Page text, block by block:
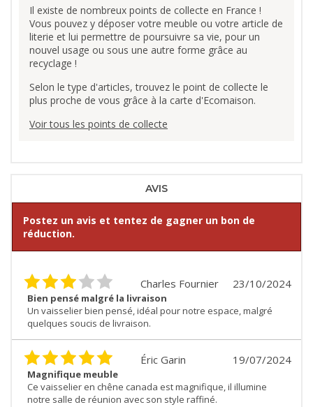
Il existe de nombreux points de collecte en France !
Vous pouvez y déposer votre meuble ou votre article de
literie et lui permettre de poursuivre sa vie, pour un
nouvel usage ou sous une autre forme grâce au
recyclage !
Selon le type d'articles, trouvez le point de collecte le
plus proche de vous grâce à la carte d'Ecomaison.
Voir tous les points de collecte
AVIS
Postez un avis et tentez de gagner un bon de
réduction.
23/10/2024
Charles Fournier
Bien pensé malgré la livraison
Un vaisselier bien pensé, idéal pour notre espace, malgré
quelques soucis de livraison.
19/07/2024
Éric Garin
Magnifique meuble
Ce vaisselier en chêne canada est magnifique, il illumine
notre salle de réunion avec son style raffiné.